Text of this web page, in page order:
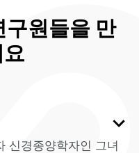
원들을 만
신경종양학자인 그녀